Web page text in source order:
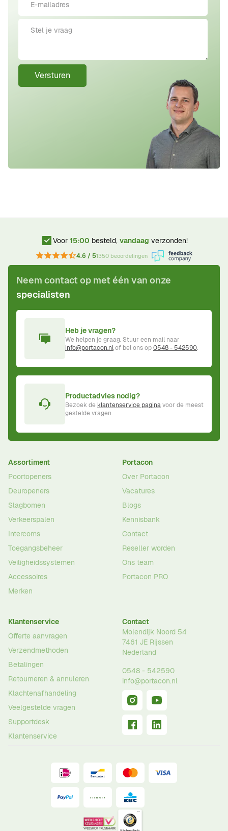
Versturen
Voor 15:00 besteld, vandaag verzonden!
4.6 / 51350 beoordelingen
Neem contact op met één van onze
specialisten
Heb je vragen?
We helpen je graag. Stuur een mail naar
info@portacon.nlof bel ons op0548 - 542590.
Productadvies nodig?
Bezoek de klantenservice paginavoor de meest
gestelde vragen.
Assortiment
Poortopeners
Deuropeners
Slagbomen
Verkeerspalen
Intercoms
Toegangsbeheer
Veiligheidssystemen
Accessoires
Merken
Portacon
Over Portacon
Vacatures
Blogs
Kennisbank
Contact
Reseller worden
Ons team
Portacon PRO
Klantenservice
Offerte aanvragen
Verzendmethoden
Betalingen
Retourneren & annuleren
Klachtenafhandeling
Veelgestelde vragen
Supportdesk
Klantenservice
Contact
Molendijk Noord 54
7461 JE Rijssen
Nederland
0548 - 542590
info@portacon.nl